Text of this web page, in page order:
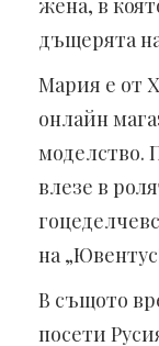
дъщерята
Мария е от
онлайн
моделство.
влезе в
на
В същото
посети